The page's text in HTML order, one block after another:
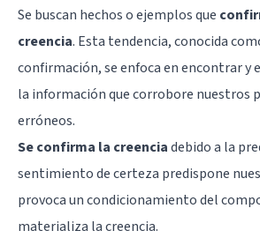
Se buscan hechos o ejemplos que
creencia. Esta tendencia, conocida
confirmación, se enfoca en encontrar y
la información que corrobore nuestros
erróneos.
Se confirma la creenciadebido a la
sentimiento de certeza predispone
provoca un condicionamiento del
materializa la creencia.